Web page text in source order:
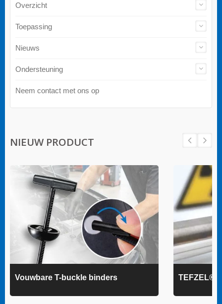
Overzicht
Toepassing
Nieuws
Ondersteuning
Neem contact met ons op
NIEUW PRODUCT
Vouwbare T-buckle binders TEFZEL®